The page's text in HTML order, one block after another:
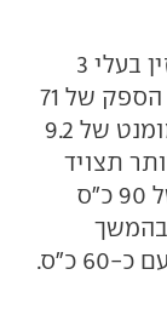
הסמארט החדשה תוצע עם מנועי בנזין בעלי 3
צילינדרים. הגרסה ההתחלתית תציע הספק של 71
כ"ס מנפח של 1,000 סמ"ק, יחד עם מומנט של 9.2
יותר תצויד
במנוע 900 סמ"ק טורבו עם הספק של 90 כ"ס
ב-2,500 סל"ד. בהמשך
כ"ס.